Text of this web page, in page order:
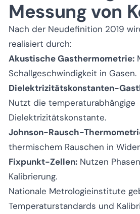
Messung von
Nach der Neudefinition 2019
realisiert durch:
Akustische Gasthermometrie:
Schallgeschwindigkeit in Gasen.
Dielektrizitätskonstanten-
Nutzt die temperaturabhängige
Dielektrizitätskonstante.
Johnson-Rausch-
thermischem Rauschen in
Fixpunkt-Zellen: Nutzen
Kalibrierung.
Nationale Metrologieinstitute
Temperaturstandards und